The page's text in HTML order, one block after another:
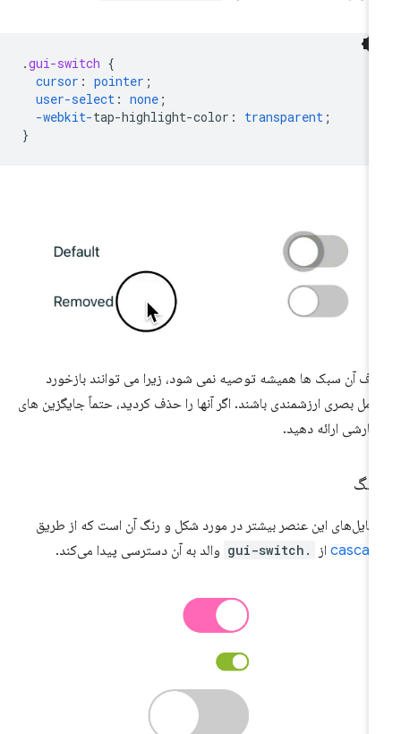
.gui-switch
cursor: pointer
user-select: none
-webkit-tap-highlight-color: transparent
آن سبک ها همیشه توصیه نمی شود، زیرا می توانند بازخورد
بصری ارزشمندی باشند. اگر آنها را حذف کردید، حتماً جایگزین های
ارائه دهید.
این عنصر بیشتر در مورد شکل و رنگ آن است که از طریق
از .gui-switch والد به آن دسترسی پیدا می‌کند.